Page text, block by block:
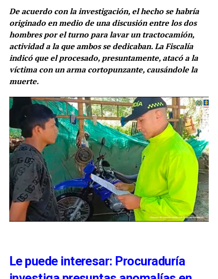
De acuerdo con la investigación, el hecho se habría
originado en medio de una discusión entre los dos
hombres por el turno para lavar un tractocamión,
actividad a la que ambos se dedicaban. La Fiscalía
indicó que el procesado, presuntamente, atacó a la
víctima con un arma cortopunzante, causándole la
muerte.
Le puede interesar: Procuraduría